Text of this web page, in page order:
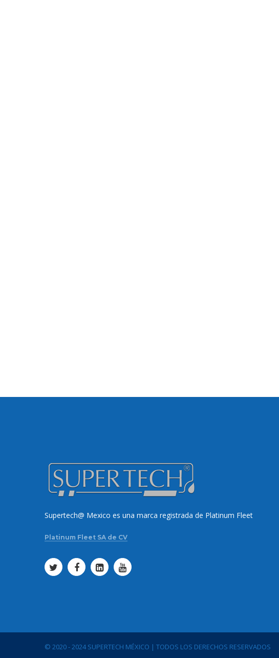
Supertech@ Mexico es una marca registrada de Platinum Fleet
Platinum Fleet SA de CV
© 2020 - 2024 SUPERTECH MÉXICO | TODOS LOS DERECHOS RESERVADOS